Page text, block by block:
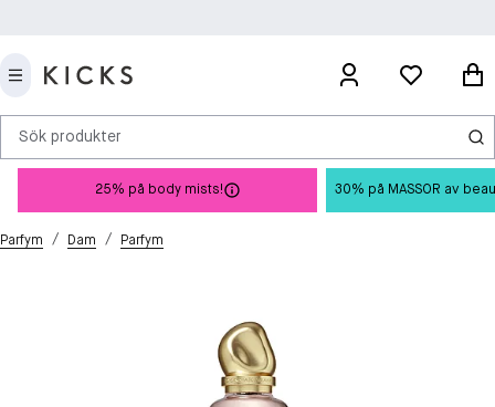
Sök produkter
25% på body mists! 30% på MASSOR av
Parfym / Dam / Parfym